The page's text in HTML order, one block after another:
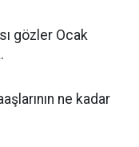
gözler Ocak
ne kadar